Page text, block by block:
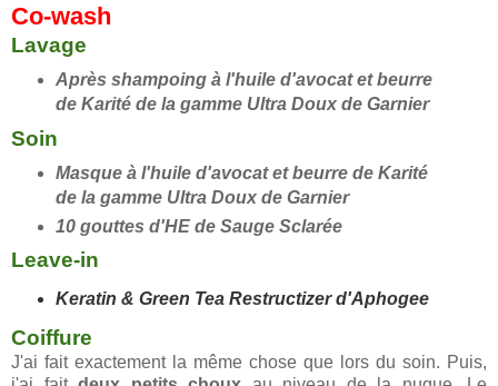
Co-wash
Lavage
Après shampoing à l'huile d'avocat et beurre
de Karité de la gamme Ultra Doux de Garnier
Soin
Masque à l'huile d'avocat et beurre de Karité
de la gamme Ultra Doux de Garnier
10 gouttes d'HE de Sauge Sclarée
Leave-in
Keratin & Green Tea Restructizer d'Aphogee
Coiffure
J'ai fait exactement la même chose que lors du soin. Puis,